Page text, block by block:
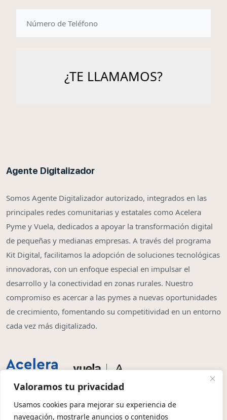
Valoramos tu privacidad
Usamos cookies para mejorar su experiencia de
navegación, mostrarle anuncios o contenidos
Agente Digitalizador
Somos Agente Digitalizador autorizado, integrados en las
principales redes comunitarias y estatales como Acelera
Pyme y Vuela, dedicados a apoyar la transformación digital
de pequeñas y medianas empresas. A través del programa
Kit Digital, facilitamos la adopción de soluciones tecnológicas
innovadoras, con un enfoque especial en impulsar el
desarrollo y la conectividad en zonas rurales. Nuestro
compromiso es acercar a las pymes a nuevas oportunidades
de crecimiento, fomentando su competitividad en un entorno
cada vez más digitalizado.